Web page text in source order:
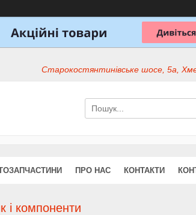
Старокостянтинівське шосе, 5а,
ПРО НАС КОНТАКТИ
і компоненти